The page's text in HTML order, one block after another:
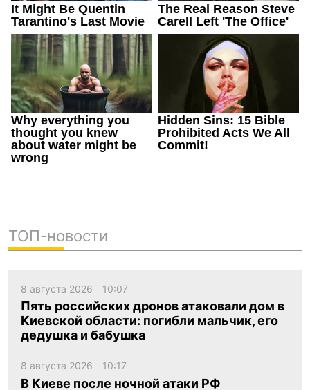
ТОП-новости
8 августа 2026 10:07
Пять российских дронов атаковали дом в
Киевской области: погибли мальчик, его
дедушка и бабушка
8 августа 2026 10:17
В Киеве после ночной атаки РФ